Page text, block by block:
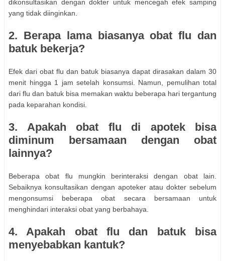
dikonsultasikan dengan dokter untuk mencegah efek samping
yang tidak diinginkan.
2. Berapa lama biasanya obat flu dan
batuk bekerja?
Efek dari obat flu dan batuk biasanya dapat dirasakan dalam 30
menit hingga 1 jam setelah konsumsi. Namun, pemulihan total
dari flu dan batuk bisa memakan waktu beberapa hari tergantung
pada keparahan kondisi.
3. Apakah obat flu di apotek bisa
diminum bersamaan dengan obat
lainnya?
Beberapa obat flu mungkin berinteraksi dengan obat lain.
Sebaiknya konsultasikan dengan apoteker atau dokter sebelum
mengonsumsi beberapa obat secara bersamaan untuk
menghindari interaksi obat yang berbahaya.
4. Apakah obat flu dan batuk bisa
menyebabkan kantuk?